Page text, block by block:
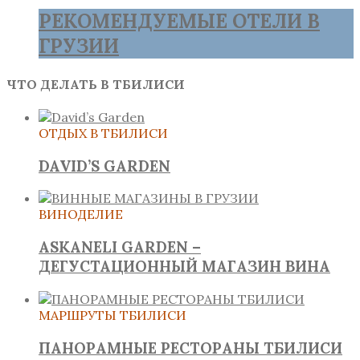
РЕКОМЕНДУЕМЫЕ ОТЕЛИ В
ГРУЗИИ
ЧТО ДЕЛАТЬ В ТБИЛИСИ
ОТДЫХ В ТБИЛИСИ
DAVID’S GARDEN
ВИНОДЕЛИЕ
ASKANELI GARDEN –
ДЕГУСТАЦИОННЫЙ МАГАЗИН ВИНА
МАРШРУТЫ ТБИЛИСИ
ПАНОРАМНЫЕ РЕСТОРАНЫ ТБИЛИСИ